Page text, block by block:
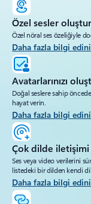
Özel sesler
Özel nöral ses özeliğiyle
Daha fazla bilgi
Avatarlarınızı
Doğal seslere sahip
hayat verin.
Daha fazla bilgi
Çok dilde
Ses veya video verilerini
listedeki bir dilden kendi
Daha fazla bilgi